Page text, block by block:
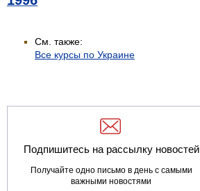
См. также:
Все курсы по Украине
Подпишитесь на рассылку новостей
Получайте одно письмо в день с самыми
важными новостями